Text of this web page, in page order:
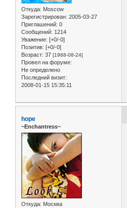
Откуда: Moscow
Зарегистрирован: 2005-03-27
Приглашений: 0
Сообщений: 1214
Уважение: [+0/-0]
Позитив: [+0/-0]
Возраст: 37 [1988-08-24]
Провел на форуме:
Не определено
Последний визит:
2008-01-15 15:35:11
hope
~Enchantress~
Откуда: Москва